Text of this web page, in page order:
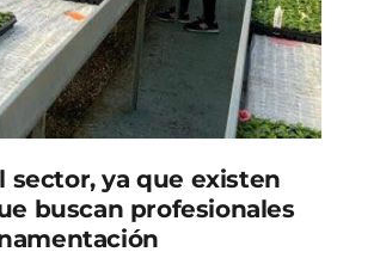
sector, ya que existen
buscan profesionales